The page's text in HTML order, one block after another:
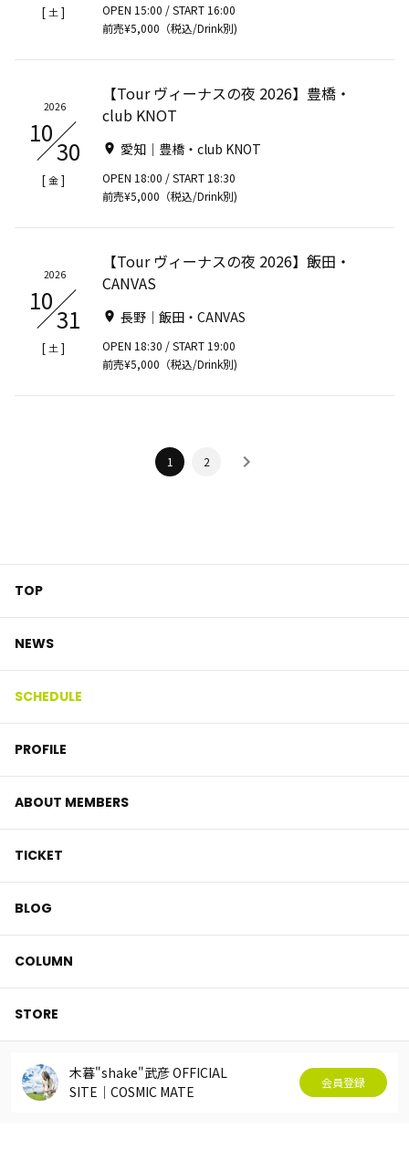
[ 土]
OPEN 15:00 / START 16:00
前売¥5,000（税込/Drink別)
2026
10
30
[金]
【Tour ヴィーナスの夜 2026】豊橋・
club KNOT
愛知｜豊橋・club KNOT
OPEN 18:00 / START 18:30
前売¥5,000（税込/Drink別)
2026
10
31
[ 土]
【Tour ヴィーナスの夜 2026】飯田・
CANVAS
長野｜飯田・CANVAS
OPEN 18:30 / START 19:00
前売¥5,000（税込/Drink別)
1 2
TOP
NEWS
SCHEDULE
PROFILE
ABOUT MEMBERS
TICKET
BLOG
COLUMN
STORE
木暮"shake"武彦 OFFICIAL
SITE│COSMIC MATE
会員登録